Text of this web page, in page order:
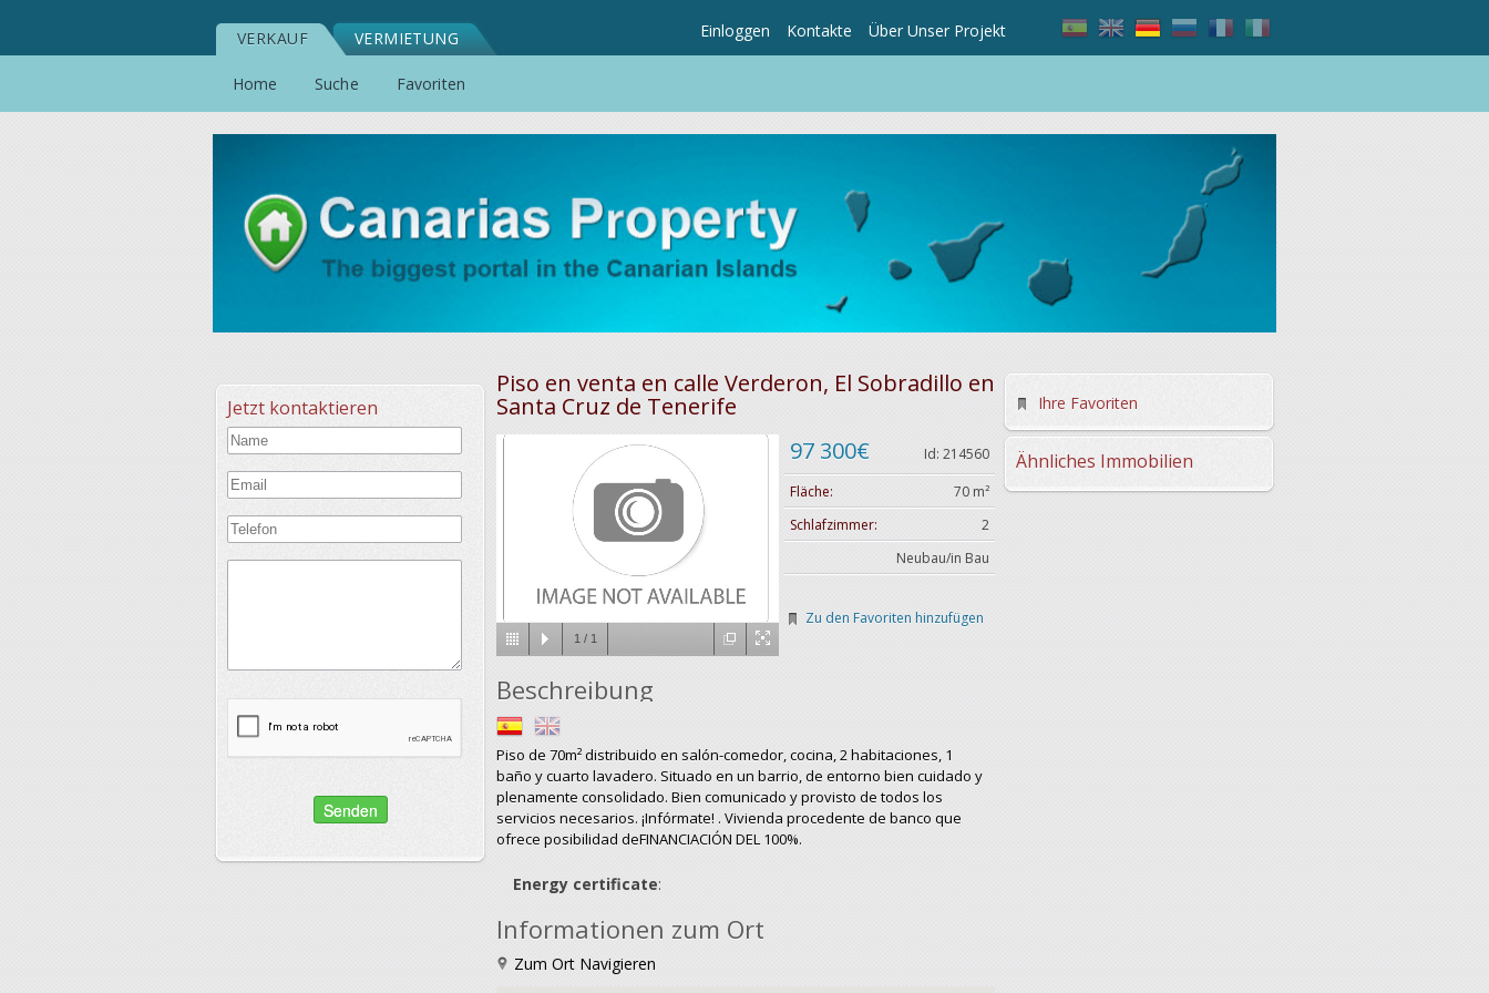
VERKAUF VERMIETUNG Über Unser Projekt
Kontakte
Einloggen
Home Suche Favoriten
Ihre Favoriten
Ähnliches Immobilien
Piso en venta en calle Verderon, El Sobradillo en
Santa Cruz de Tenerife
1 / 1
Id: 214560
97 300€
Fläche:
70 m²
Schlafzimmer:
2
Neubau/in Bau
Zu den Favoriten hinzufügen
Beschreibung
Piso de 70m² distribuido en salón-comedor, cocina, 2 habitaciones, 1
baño y cuarto lavadero. Situado en un barrio, de entorno bien cuidado y
plenamente consolidado. Bien comunicado y provisto de todos los
servicios necesarios. ¡Infórmate! . Vivienda procedente de banco que
ofrece posibilidad deFINANCIACIÓN DEL 100%.
Energy certificate:
Informationen zum Ort
Zum Ort Navigieren
Jetzt kontaktieren